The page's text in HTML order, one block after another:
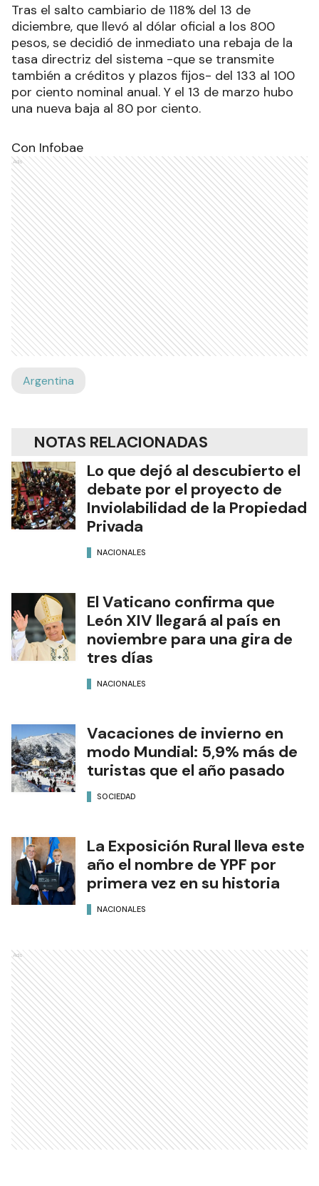
Tras el salto cambiario de 118% del 13 de
diciembre, que llevó al dólar oficial a los 800
pesos, se decidió de inmediato una rebaja de la
tasa directriz del sistema -que se transmite
también a créditos y plazos fijos- del 133 al 100
por ciento nominal anual. Y el 13 de marzo hubo
una nueva baja al 80 por ciento.
Con Infobae
Ads
Argentina
NOTAS RELACIONADAS
Lo que dejó al descubierto el
debate por el proyecto de
Inviolabilidad de la Propiedad
Privada
NACIONALES
El Vaticano confirma que
León XIV llegará al país en
noviembre para una gira de
tres días
NACIONALES
Vacaciones de invierno en
modo Mundial: 5,9% más de
turistas que el año pasado
SOCIEDAD
La Exposición Rural lleva este
año el nombre de YPF por
primera vez en su historia
NACIONALES
Ads